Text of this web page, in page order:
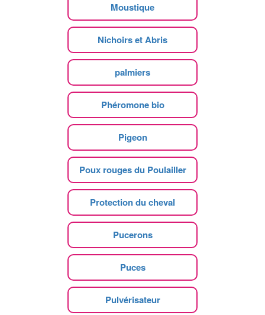
Moustique
Nichoirs et Abris
palmiers
Phéromone bio
Pigeon
Poux rouges du Poulailler
Protection du cheval
Pucerons
Puces
Pulvérisateur